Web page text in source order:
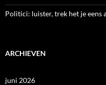
Politici: luister, trek het je eens
ARCHIEVEN
juni 2026